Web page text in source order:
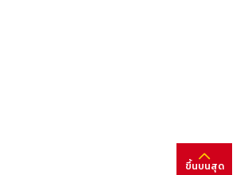
ขึ้นบนสุด